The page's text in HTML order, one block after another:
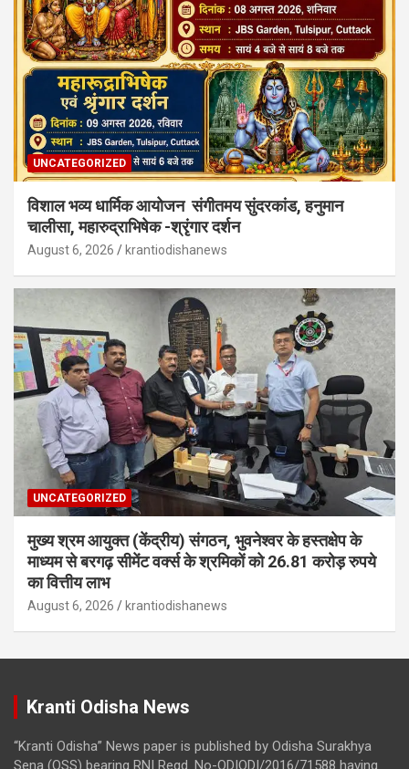
UNCATEGORIZED
विशाल भव्य धार्मिक आयोजन संगीतमय सुंदरकांड, हनुमान
चालीसा, महारुद्राभिषेक -श्रृंगार दर्शन
August 6, 2026 krantiodishanews
UNCATEGORIZED
मुख्य श्रम आयुक्त (केंद्रीय) संगठन, भुवनेश्वर के हस्तक्षेप के
माध्यम से बरगढ़ सीमेंट वर्क्स के श्रमिकों को 26.81 करोड़ रुपये
का वित्तीय लाभ
August 6, 2026 krantiodishanews
Kranti Odisha News
“Kranti Odisha” News paper is published by Odisha Surakhya